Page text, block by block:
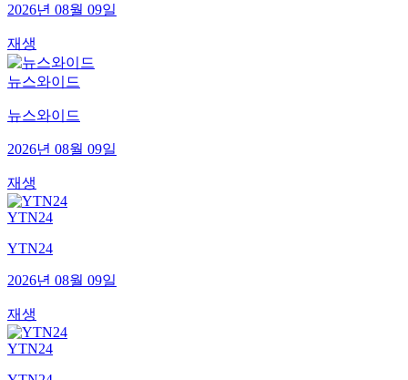
2026년 08월 09일
재생
뉴스와이드
뉴스와이드
2026년 08월 09일
재생
YTN24
YTN24
2026년 08월 09일
재생
YTN24